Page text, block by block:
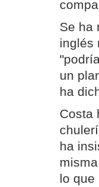
Se ha
inglés
un
ha
Costa
ha
lo que